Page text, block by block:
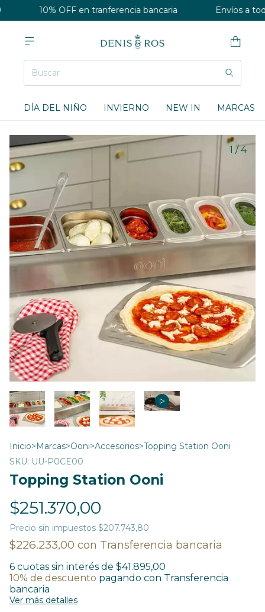
10% OFF en tranferencia bancaria Envíos a
DÍA DEL NIÑO INVIERNO NEW IN MARCAS
1 /4
Inicio>Marcas>Ooni>Accesorios>Topping Station Ooni
SKU: UU-P0CE00
Topping Station Ooni
$251.370,00
Precio sin impuestos $207.743,80
$226.233,00 con Transferencia bancaria
6 cuotas sin interés de $41.895,00
10% de descuento pagando con Transferencia
bancaria
Ver más detalles